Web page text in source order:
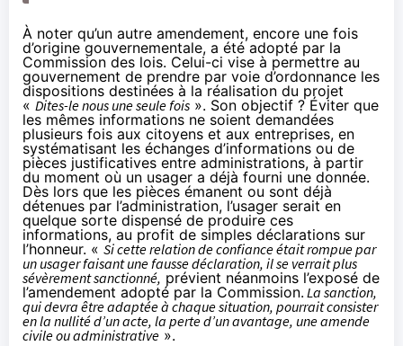
À noter qu’un autre amendement, encore une fois
d’origine gouvernementale, a été adopté par la
Commission des lois. Celui-ci vise à permettre au
gouvernement de prendre par voie d’ordonnance les
dispositions destinées à la réalisation du projet
« Dites-le nous une seule fois ». Son objectif ? Éviter que
les mêmes informations ne soient demandées
plusieurs fois aux citoyens et aux entreprises, en
systématisant les échanges d’informations ou de
pièces justificatives entre administrations, à partir
du moment où un usager a déjà fourni une donnée.
Dès lors que les pièces émanent ou sont déjà
détenues par l’administration, l’usager serait en
quelque sorte dispensé de produire ces
informations, au profit de simples déclarations sur
l’honneur. « Si cette relation de confiance était rompue par
un usager faisant une fausse déclaration, il se verrait plus
sévèrement sanctionné, prévient néanmoins l’exposé de
l’amendement adopté par la Commission. La sanction,
qui devra être adaptée à chaque situation, pourrait consister
en la nullité d’un acte, la perte d’un avantage, une amende
civile ou administrative ».